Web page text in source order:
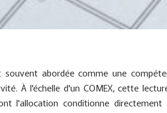
abordée comme une
À l'échelle d'un COMEX, cette
l'allocation conditionne